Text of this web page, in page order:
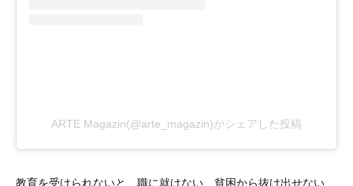
ARTE Magazin(@arte_magazin)がシェアした投稿
教育を受けられないと、職に就けない、貧困から抜け出せない、